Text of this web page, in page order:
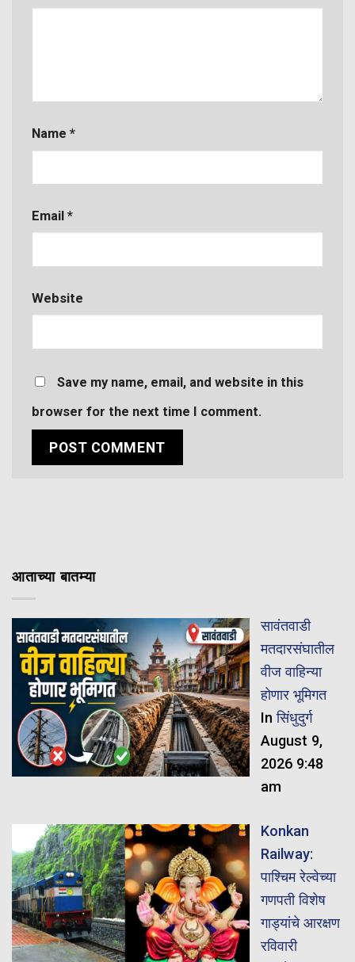
Name *
Email *
Website
Save my name, email, and website in this
browser for the next time I comment.
आताच्या बातम्या
सावंतवाडी
मतदारसंघातील
वीज वाहिन्या
होणार भूमिगत
Inसिंधुदुर्ग
August 9,
2026 9:48
am
Konkan
Railway:
पाश्चिम रेल्वेच्या
गणपती विशेष
गाड्यांचे आरक्षण
रविवारी